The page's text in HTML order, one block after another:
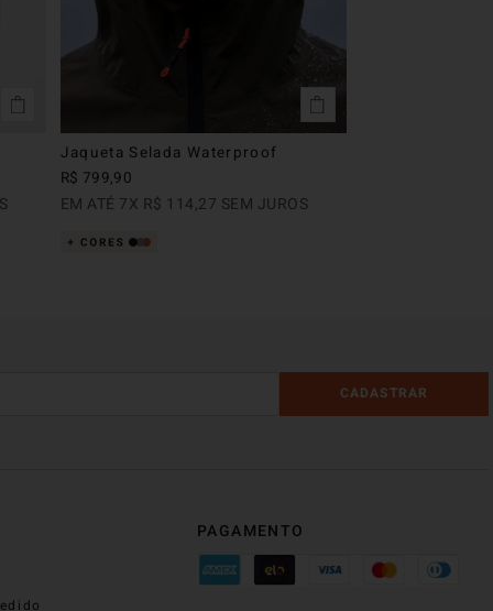
Jaqueta Selada Waterproof
R$ 799,90
EM ATÉ 7X R$ 114,27 SEM JUROS
CADASTRAR
PAGAMENTO